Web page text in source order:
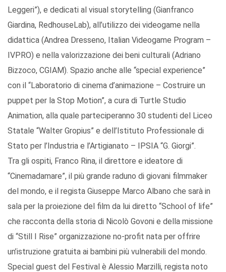
Leggeri”), e dedicati al visual storytelling (Gianfranco
Giardina, RedhouseLab), all’utilizzo dei videogame nella
didattica (Andrea Dresseno, Italian Videogame Program –
IVPRO) e nella valorizzazione dei beni culturali (Adriano
Bizzoco, CGIAM). Spazio anche alle “special experience”
con il “Laboratorio di cinema d’animazione – Costruire un
puppet per la Stop Motion”, a cura di Turtle Studio
Animation, alla quale parteciperanno 30 studenti del Liceo
Statale “Walter Gropius” e dell’Istituto Professionale di
Stato per l’Industria e l’Artigianato – IPSIA “G. Giorgi”.
Tra gli ospiti, Franco Rina, il direttore e ideatore di
“Cinemadamare”, il più grande raduno di giovani filmmaker
del mondo, e il regista Giuseppe Marco Albano che sarà in
sala per la proiezione del film da lui diretto “School of life”
che racconta della storia di Nicolò Govoni e della missione
di “Still I Rise” organizzazione no-profit nata per offrire
un’istruzione gratuita ai bambini più vulnerabili del mondo.
Special guest del Festival è Alessio Marzilli, regista noto